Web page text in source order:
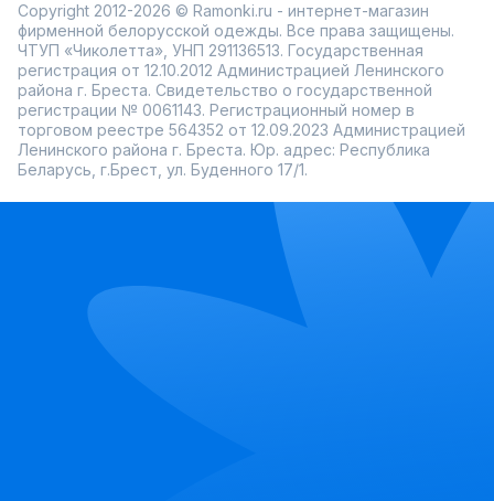
Copyright 2012-2026 © Ramonki.ru - интернет-магазин
фирменной белорусской одежды. Все права защищены.
ЧТУП «Чиколетта», УНП 291136513. Государственная
регистрация от 12.10.2012 Администрацией Ленинского
района г. Бреста. Свидетельство о государственной
регистрации № 0061143. Регистрационный номер в
торговом реестре 564352 от 12.09.2023 Администрацией
Ленинского района г. Бреста. Юр. адрес: Республика
Беларусь, г.Брест, ул. Буденного 17/1.